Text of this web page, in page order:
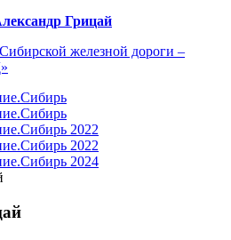
Грицай
железной дороги –
2022
2022
2024